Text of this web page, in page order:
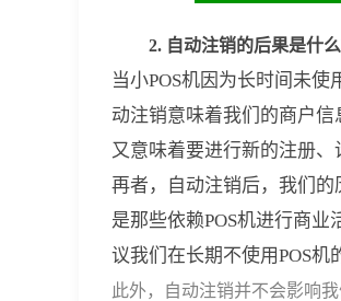
2. 自动注销的后果是什么
当小POS机因为长时间未
动注销意味着我们的商户
又意味着要进行新的注册、
再者，自动注销后，我们
是那些依赖POS机进行商
议我们在长期不使用POS机
此外，自动注销并不会影响